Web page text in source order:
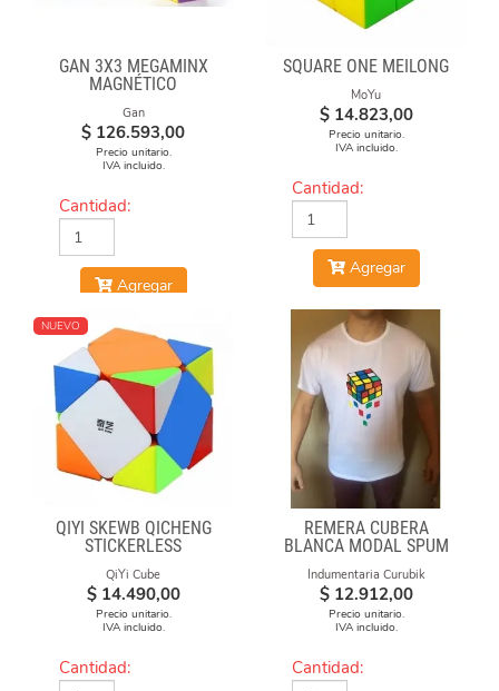
GAN 3X3 MEGAMINX
MAGNÉTICO
Gan
$ 126.593,00
Precio unitario.
IVA incluido.
Cantidad:
Agregar
SQUARE ONE MEILONG
MoYu
$ 14.823,00
Precio unitario.
IVA incluido.
Cantidad:
Agregar
NUEVO
QIYI SKEWB QICHENG
STICKERLESS
QiYi Cube
$ 14.490,00
Precio unitario.
IVA incluido.
Cantidad:
REMERA CUBERA
BLANCA MODAL SPUM
Indumentaria Curubik
$ 12.912,00
Precio unitario.
IVA incluido.
Cantidad: